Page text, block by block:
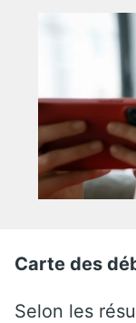
Carte des
Selon les